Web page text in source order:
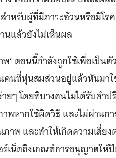
ำหรับผู้ที่มีภาวะอ้วนหรือมีโร
แล้วยังไม่เห็นผล
ตอนนี้กำลังถูกใช้เพื่อเป็นตั
นคนที่หุ่นสมส่วนอยู่แล้วหันมา
ยๆ โดยที่บางคนไม่ได้รับคำ
พหากใช้ผิดวิธี และไม่ผ่านก
พ และทำให้เกิดความเสี่ยง
เน็ตถึงเกณฑ์การอนุญาตให้